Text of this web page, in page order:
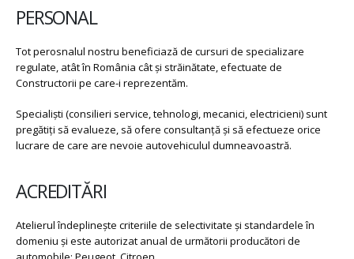
PERSONAL
Tot perosnalul nostru beneficiază de cursuri de specializare
regulate, atât în România cât și străinătate, efectuate de
Constructorii pe care-i reprezentăm.
Specialiști (consilieri service, tehnologi, mecanici, electricieni) sunt
pregătiți să evalueze, să ofere consultanță și să efectueze orice
lucrare de care are nevoie autovehiculul dumneavoastră.
ACREDITĂRI
Atelierul îndeplinește criteriile de selectivitate și standardele în
domeniu și este autorizat anual de următorii producători de